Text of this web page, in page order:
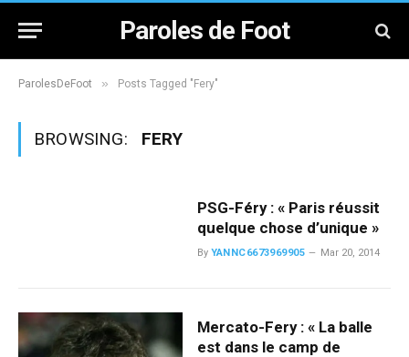
Paroles de Foot
ParolesDeFoot » Posts Tagged "Fery"
BROWSING: FERY
PSG-Féry : « Paris réussit
quelque chose d’unique »
By YANNC6673969905 Mar 20, 2014
Mercato-Fery : « La balle
est dans le camp de